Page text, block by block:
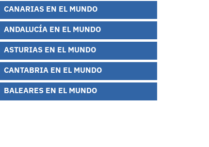
CANARIAS EN EL MUNDO
ANDALUCÍA EN EL MUNDO
ASTURIAS EN EL MUNDO
CANTABRIA EN EL MUNDO
BALEARES EN EL MUNDO